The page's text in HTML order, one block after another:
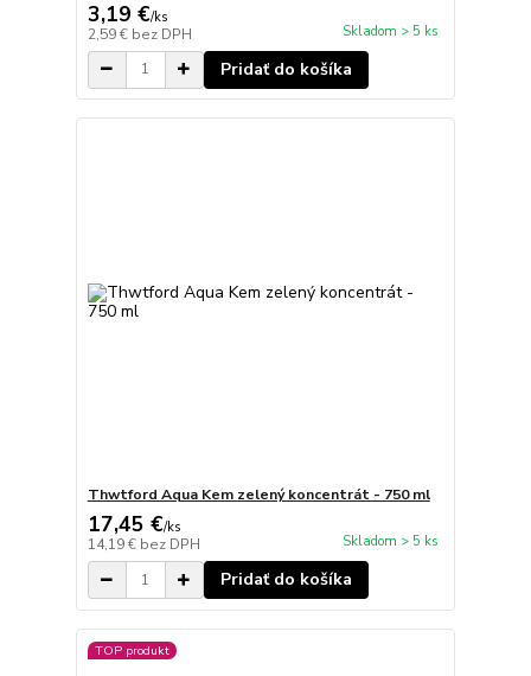
3,19 €/ks
2,59 € bez DPH Skladom > 5 ks
Pridať do košíka
Thwtford Aqua Kem zelený koncentrát - 750 ml
17,45 €/ks
14,19 € bez DPH Skladom > 5 ks
Pridať do košíka
TOP produkt